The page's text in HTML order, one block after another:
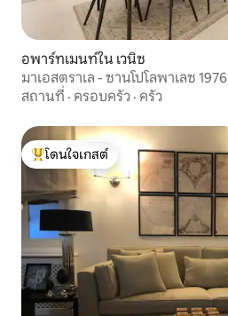
อพาร์ทเมนท์ใน เวนิซ
มาเอสตราเล - ซานโปโลพาเลซ 1976
สถานที่ · ครอบครัว · ครัว
โดนใจเกสต์ที่สุด
โดนใจเกสต์